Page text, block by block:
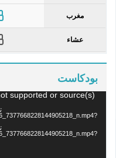
بودكاست
مشغلsupported or source(s)